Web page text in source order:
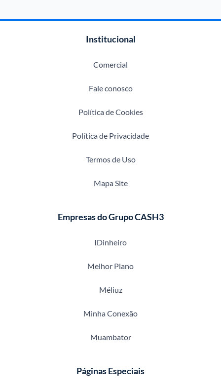
Institucional
Comercial
Fale conosco
Política de Cookies
Política de Privacidade
Termos de Uso
Mapa Site
Empresas do Grupo CASH3
IDinheiro
Melhor Plano
Méliuz
Minha Conexão
Muambator
Páginas Especiais